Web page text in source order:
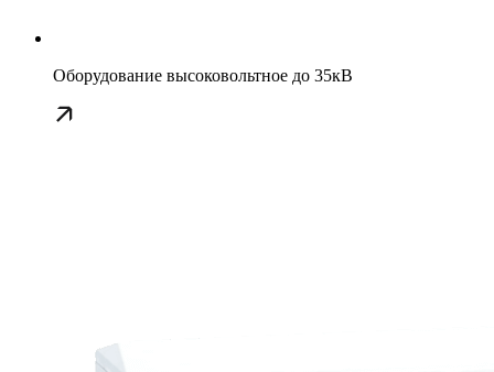
Оборудование высоковольтное до 35кВ